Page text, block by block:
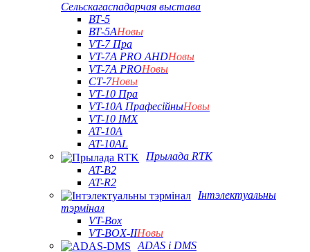
Сельскагаспадарчая выстава
ВТ-5
ВТ-5АНовы
VT-7 Пра
VT-7A PRO AHDНовы
VT-7A PROНовы
СТ-7Новы
VT-10 Пра
VT-10A ПрафесійныНовы
VT-10 IMX
АТ-10А
AT-10AL
Прылада RTK
AT-B2
AT-R2
Інтэлектуальны
тэрмінал
VT-Box
VT-BOX-IIНовы
ADAS і DMS